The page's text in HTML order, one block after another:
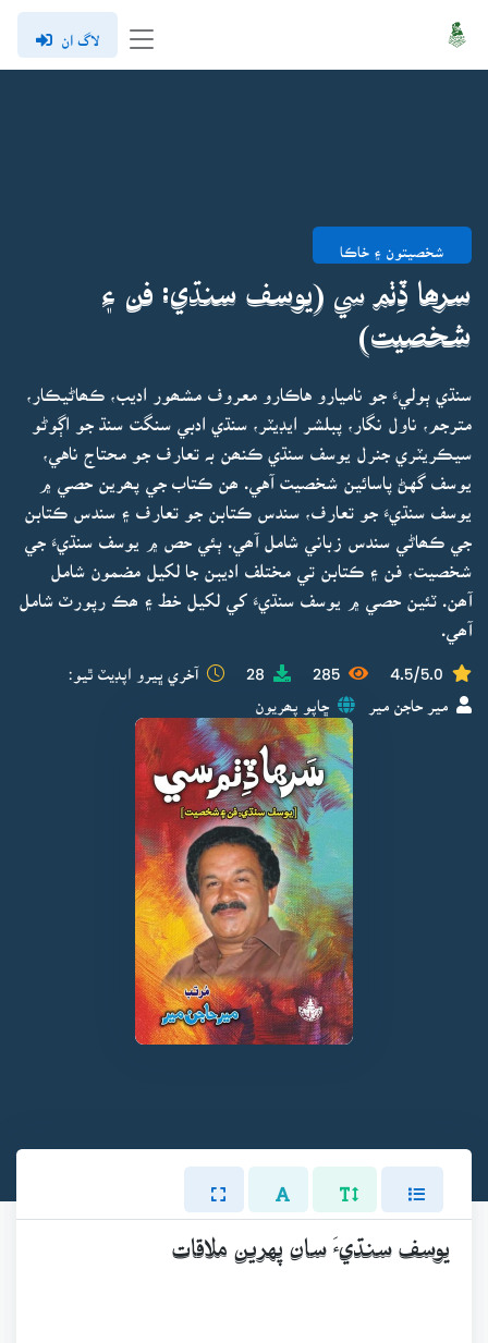
لاگ ان
شخصيتون ۽ خاڪا
سرھا ڏِٺم سي (يوسف سنڌي: فن ۽
شخصيت)
سنڌي ٻوليءَ جو ناميارو هاڪارو معروف مشھور اديب، ڪھاڻيڪار،
مترجم، ناول نگار، پبلشر ايڊيٽر، سنڌي ادبي سنگت سنڌ جو اڳوڻو
سيڪريٽري جنرل يوسف سنڌي ڪنھن بہ تعارف جو محتاج ناهي،
يوسف گهڻ پاسائين شخصيت آهي. ھن ڪتاب جي پھرين حصي ۾
يوسف سنڌيءَ جو تعارف، سندس ڪتابن جو تعارف ۽ سندس ڪتابن
جي ڪھاڻي سندس زباني شامل آھي. ٻئي حص ۾ يوسف سنڌيءَ جي
شخصيت، فن ۽ ڪتابن تي مختلف اديبن جا لکيل مضمون شامل
آھن. ٽئين حصي ۾ يوسف سنڌيءَ کي لکيل خط ۽ ھڪ رپورٽ شامل
آھي.
4.5/5.0
285
28 آخري ڀيرو اپڊيٽ ٿيو:
مير حاجن مير ڇاپو پھريون
يوسف سنڌيءَ سان پهرين ملاقات